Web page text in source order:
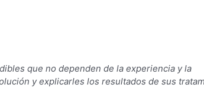
que no dependen de la experiencia y la
y explicarles los resultados de sus